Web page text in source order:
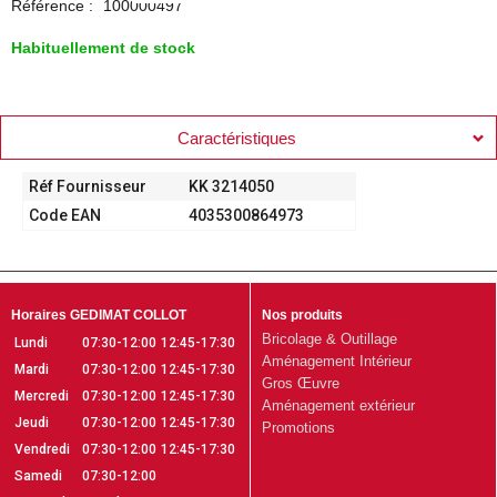
Référence : 100000497
Habituellement de stock
Caractéristiques
Réf Fournisseur
KK 3214050
Code EAN
4035300864973
Horaires GEDIMAT COLLOT
Lundi
07:30-12:00 12:45-17:30
Mardi
07:30-12:00 12:45-17:30
Mercredi
07:30-12:00 12:45-17:30
Jeudi
07:30-12:00 12:45-17:30
Vendredi
07:30-12:00 12:45-17:30
Samedi
07:30-12:00
Nos produits
Bricolage & Outillage
Aménagement Intérieur
Gros Œuvre
Aménagement extérieur
Promotions